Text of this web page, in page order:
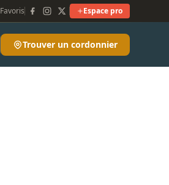
Favoris Espace pro
Trouver un cordonnier